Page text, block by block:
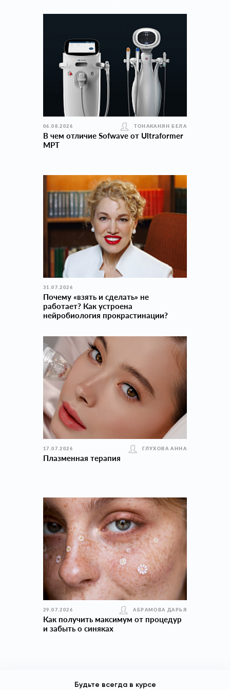
06.08.2026 ТОНАКАНЯН БЕЛА
В чем отличие Sofwave от Ultraformer
MPT
31.07.2026
Почему «взять и сделать» не
работает? Как устроена
нейробиология прокраcтинации?
17.07.2026 ГЛУХОВА АННА
Плазменная терапия
29.07.2026 АБРАМОВА ДАРЬЯ
Как получить максимум от процедур
и забыть о синяках
Будьте всегда в курсе